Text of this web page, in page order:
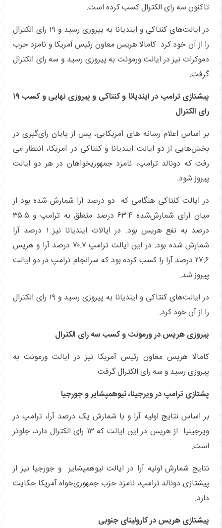
تاکنون سه رای الکترال کسب کرده است.
در ایالت‌های کنتاکی و ایندیانا به پیروزی رسید و ۱۹ رای الکترال
را از آن خود کرد. کامالا هریس معاون رئیس آمریکا و نامزد حزب
دموکرات نیز در ایالت ورمونت به پیروزی رسید و سه رای الکترال
گرفت.
پیشتازی ترامپ در ایندیانا و کنتاکی و پیروزی نهایی و کسب ۱۹
رای الکترال
بر اساس اعلام رسانه های آمریکایی، پس از پایان رای‌گیری در
بخش‌هایی از دو ایالت ایندیانا و کنتاکی در آمریکا، انتظار می
رفت که دونالد ترامپ، نامزد جمهوریخواهان در هر دو ایالت
پیروز شود.
در ایالت کنتاکی هنگامی که دو درصد آرا شمارش شده بود از
میان آرای شمارش‌شده ۶۳.۴ درصد متعلق به ترامپ و ۳۵.۵
درصد به نفع هریس بود. در ایالات ایندیانا نیز ۱ درصد آرا
شمارش شده بود. در این ایالت ترامپ ۷۰.۷ درصد آرا و هریس
۲۷.۶ درصد آرا را کسب کرده بود که سرانجام ترامپ در دو ایالت
پیروز شد.
در ایالت‌های کنتاکی و ایندیانا به پیروزی رسید و ۱۹ رای الکترال
را از آن خود کرد.
پیروزی هریس در ورمونت و کسب سه رای الکترال
کامالا هریس معاون رئیس آمریکا نیز در ایالت ورمونت به
پیروزی رسید و سه رای الکترال گرفت.
پشتازی ترامپ در ویرجینا، نیوهمپشایر و جورجیا
بر اساس نتایج اولیه آرا و با شمارش یک درصد آرا، ترامپ در
ویرجینیا از هریس در این ایالت که ۱۳ رای الکترال دارد، جلوتر
است.
نتایج شمارش اولیه آرا در ایالت نیوهمپشایر و جورجیا نیز از
پیشتازی دونالد ترامپ، نامزد حزب جمهوری‌خواه آمریکا حکایت
دارد.
پیشتازی هریس در کارولینای جنوبی